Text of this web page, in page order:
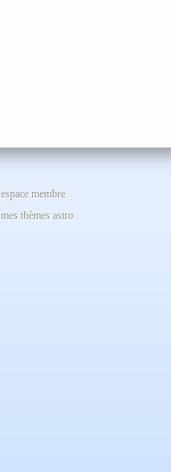
espace membre
mes thèmes astro